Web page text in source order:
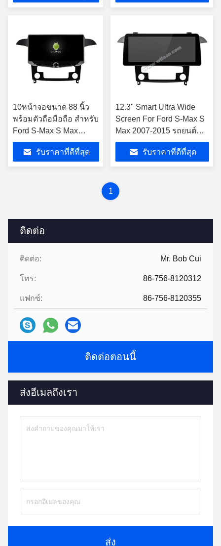
ติดต่อ
ติดต่อ: Mr. Bob Cui
โทร: 86-756-8120312
แฟกซ์: 86-756-8120355
ติดต่อตอนนี้
ส่งอีเมลถึงเรา
ส่ง
Player
10หน้าจอขนาด 88 นิ้ว
พร้อมตัวถือมือถือ สําหรับ
Ford S-Max S Max
2007-2015 มัลติมีเดีย ส
เตเรีย GPS CarPlay
Player
รับราคาที่ดีที่สุด
12.3" Smart Ultra Wide
Screen For Ford S-Max S
Max 2007-2015 รถยนต์
วิดีโอสัมผัส QLED สเตเรีย
รับราคาที่ดีที่สุด
1